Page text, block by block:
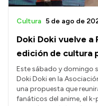
Doki Doki vuelve a
edición de cultura
Cultura 5 de ago de
Este sábado y domingo
Doki Doki en la
una propuesta que
fanáticos del anime, el